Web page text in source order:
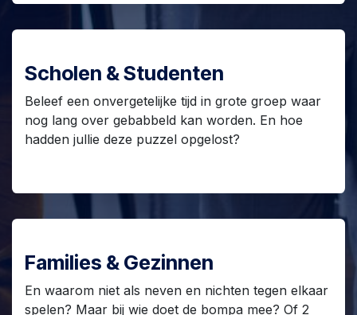
Scholen & Studenten
Beleef een onvergetelijke tijd in grote groep waar
nog lang over gebabbeld kan worden. En hoe
hadden jullie deze puzzel opgelost?
Families & Gezinnen
En waarom niet als neven en nichten tegen elkaar
spelen? Maar bij wie doet de bompa mee? Of 2